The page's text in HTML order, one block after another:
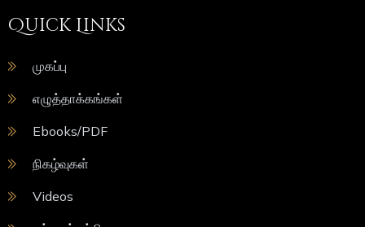
Quick Links
முகப்பு
எழுத்தாக்கங்கள்
Ebooks/PDF
நிகழ்வுகள்
Videos